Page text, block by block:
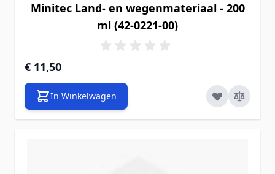
Minitec Land- en wegenmateriaal - 200
ml (42-0221-00)
€ 11,50
In Winkelwagen